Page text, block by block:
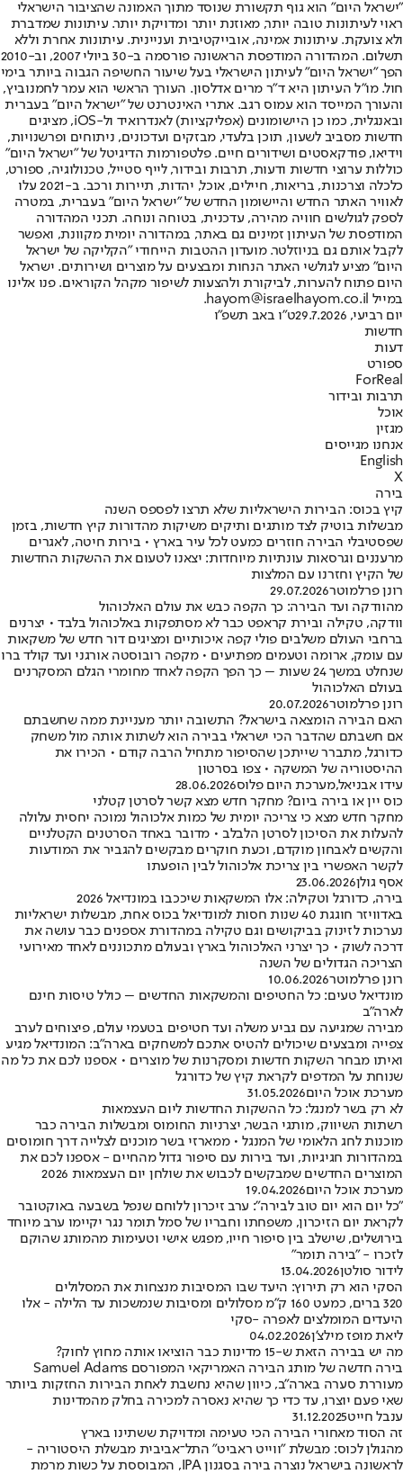
"ישראל היום" הוא גוף תקשורת שנוסד מתוך האמונה שהציבור הישראלי
ראוי לעיתונות טובה יותר, מאוזנת יותר ומדויקת יותר. עיתונות שמדברת
ולא צועקת. עיתונות אמינה, אובייקטיבית ועניינית. עיתונות אחרת וללא
תשלום. המהדורה המודפסת הראשונה פורסמה ב-30 ביולי 2007, וב-2010
הפך "ישראל היום" לעיתון הישראלי בעל שיעור החשיפה הגבוה ביותר בימי
חול. מו"ל העיתון היא ד"ר מרים אדלסון. העורך הראשי הוא עמר לחמנוביץ,
והעורך המייסד הוא עמוס רגב. אתרי האינטרנט של "ישראל היום" בעברית
ובאנגלית, כמו כן היישומונים (אפליקציות) לאנדרואיד ול-iOS, מציגים
חדשות מסביב לשעון, תוכן בלעדי, מבזקים ועדכונים, ניתוחים ופרשנויות,
וידיאו, פודקאסטים ושידורים חיים. פלטפורמות הדיגיטל של "ישראל היום"
כוללות ערוצי חדשות ודעות, תרבות ובידור, לייף סטייל, טכנולוגיה, ספורט,
כלכלה וצרכנות, בריאות, חיילים, אוכל, יהדות, תיירות ורכב. ב-2021 עלו
לאוויר האתר החדש והיישומון החדש של "ישראל היום" בעברית, במטרה
לספק לגולשים חוויה מהירה, עדכנית, בטוחה ונוחה. תכני המהדורה
המודפסת של העיתון זמינים גם באתר, במהדורה יומית מקוונת, ואפשר
לקבל אותם גם בניוזלטר. מועדון ההטבות הייחודי "הקליקה של ישראל
היום" מציע לגולשי האתר הנחות ומבצעים על מוצרים ושירותים. ישראל
היום פתוח להערות, לביקורת ולהצעות לשיפור מקהל הקוראים. פנו אלינו
במייל hayom@israelhayom.co.il.
יום רביעי, 29.7.2026
ט"ו באב תשפ"ו
חדשות
דעות
ספורט
ForReal
תרבות ובידור
אוכל
מגזין
אנחנו מגייסים
English
X
בירה
קיץ בכוס: הבירות הישראליות שלא תרצו לפספס השנה
מבשלות בוטיק לצד מותגים ותיקים משיקות מהדורות קיץ חדשות, בזמן
שפסטיבלי הבירה חוזרים כמעט לכל עיר בארץ • בירות חיטה, לאגרים
מרעננים וגרסאות עונתיות מיוחדות: יצאנו לטעום את ההשקות החדשות
של הקיץ וחזרנו עם המלצות
רונן פרלמוטר29.07.2026
מהוודקה ועד הבירה: כך הקפה כבש את עולם האלכוהול
וודקה, טקילה ובירת קראפט כבר לא מסתפקות באלכוהול בלבד • יצרנים
ברחבי העולם משלבים פולי קפה איכותיים ומציגים דור חדש של משקאות
עם עומק, ארומה וטעמים מפתיעים • מקפה רובוסטה אורגני ועד קולד ברו
שנחלט במשך 24 שעות – כך הפך הקפה לאחד מחומרי הגלם המסקרנים
בעולם האלכוהול
רונן פרלמוטר20.07.2026
האם הבירה הומצאה בישראל? התשובה יותר מעניינת ממה שחשבתם
אם חשבתם שהדבר הכי ישראלי בבירה הוא לשתות אותה מול משחק
כדורגל, מתברר שייתכן שהסיפור מתחיל הרבה קודם • הכירו את
ההיסטוריה של המשקה • צפו בסרטון
עידו אבניאל,מערכת היום פלוס28.06.2026
כוס יין או בירה ביום? מחקר חדש מצא קשר לסרטן קטלני
מחקר חדש מצא כי צריכה יומית של כמות אלכוהול נמוכה יחסית עלולה
להעלות את הסיכון לסרטן הלבלב • מדובר באחד הסרטנים הקטלניים
והקשים לאבחון מוקדם, וכעת חוקרים מבקשים להגביר את המודעות
לקשר האפשרי בין צריכת אלכוהול לבין הופעתו
אסף גולן23.06.2026
בירה, כדורגל וטקילה: אלו המשקאות שיככבו במונדיאל 2026
באדוויזר חוגגת 40 שנות חסות למונדיאל בכוס אחת, מבשלות ישראליות
נערכות לזינוק בביקושים וגם טקילה במהדורת אספנים כבר עושה את
דרכה לשוק • כך יצרני האלכוהול בארץ ובעולם מתכוננים לאחד מאירועי
הצריכה הגדולים של השנה
רונן פרלמוטר10.06.2026
מונדיאל טעים: כל החטיפים והמשקאות החדשים – כולל טיסות חינם
לארה"ב
מבירה שמגיעה עם גביע משלה ועד חטיפים בטעמי עולם, פיצוחים לערב
צפייה ומבצעים שיכולים להטיס אתכם למשחקים בארה"ב: המונדיאל מגיע
ואיתו מבחר השקות חדשות ומסקרנות של מוצרים • אספנו לכם את כל מה
שנוחת על המדפים לקראת קיץ של כדורגל
מערכת אוכל היום31.05.2026
לא רק בשר למנגל: כל ההשקות החדשות ליום העצמאות
רשתות השיווק, מותגי הבשר, יצרניות החומוס ומבשלות הבירה כבר
מוכנות לחג הלאומי של המנגל • ממארזי בשר מוכנים לצלייה דרך חומוסים
במהדורות חגיגיות, ועד בירות עם סיפור גדול מהחיים - אספנו לכם את
המוצרים החדשים שמבקשים לכבוש את שולחן יום העצמאות 2026
מערכת אוכל היום19.04.2026
"כל יום הוא יום טוב לבירה": ערב זיכרון ללוחם שנפל בשבעה באוקטובר
לקראת יום הזיכרון, משפחתו וחבריו של סמל תומר נגר יקיימו ערב מיוחד
בירושלים, שישלב בין סיפור חייו, מפגש אישי וטעימות מהמותג שהוקם
לזכרו - "בירה תומר"
לידור סולטן13.04.2026
הסקי הוא רק תירוץ: היעד שבו המסיבות מנצחות את המסלולים
320 ברים, כמעט 160 ק״מ מסלולים ומסיבות שנמשכות עד הלילה - אלו
היעדים המומלצים לאפרה -סקי
ליאת מופז מילצ'ן04.02.2026
מה יש בבירה הזאת ש-15 מדינות כבר הוציאו אותה מחוץ לחוק?
בירה חדשה של מותג הבירה האמריקאי המפורסם Samuel Adams
מעוררת סערה בארה״ב, כיוון שהיא נחשבת לאחת הבירות החזקות ביותר
שאי פעם יוצרו, עד כדי כך שהיא נאסרה למכירה בחלק מהמדינות
ענבל חייט31.12.2025
זה הסוד מאחורי הבירה הכי טעימה ומדויקת ששתינו בארץ
מהגולן לכוס: מבשלת "ווייט ראביט" התל־אביבית מבשלת היסטוריה -
לראשונה בישראל נוצרה בירה בסגנון IPA, המבוססת על כשות מרמת